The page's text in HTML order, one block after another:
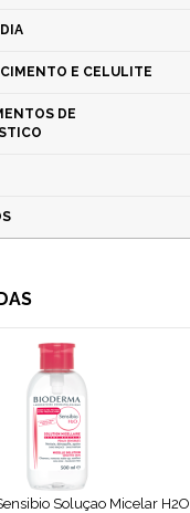
E CELULITE
DE
Soluçao Micelar H2O